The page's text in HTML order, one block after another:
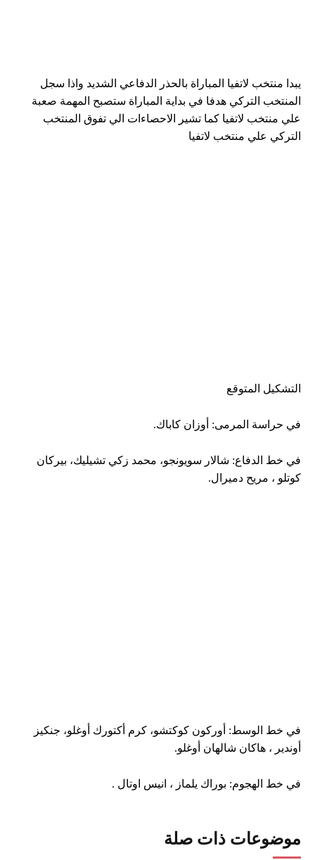
يبدا منتخب لاتفيا المباراة بالحذر الدفاعي الشديد واذا سجل
المنتخب التركي هدفا في بداية المباراة ستصبح المهمة صعبة
علي منتخب لاتفيا كما تشير الاحصاءات الي تفوق المنتخب
التركي علي منتخب لاتفيا
التشكيل المتوقع
في حراسة المرمى: أوزان كاباك.
في خط الدفاع: شالار سويونجو، محمد زكي تشيليك، بيركان
كوتلو ، مريح دميرال.
في خط الوسط: أوركون كوكتشو، كرم أكتورك أوغلو، جنكيز
أوندير ، هاكان شالهان أوغلو.
في خط الهجوم: بوراك يلماز ، انيس اوتال .
موضوعات ذات صلة